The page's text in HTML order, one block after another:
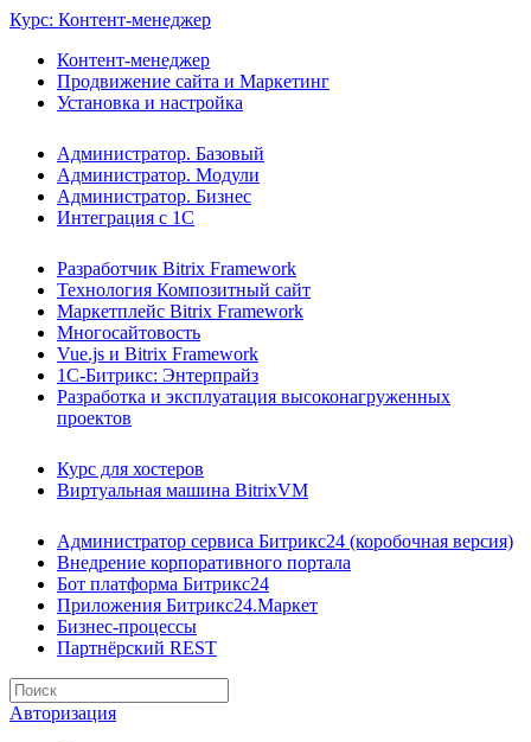
Курс: Контент-менеджер
Контент-менеджер
Продвижение сайта и Маркетинг
Установка и настройка
Администратор. Базовый
Администратор. Модули
Администратор. Бизнес
Интеграция с 1С
Разработчик Bitrix Framework
Технология Композитный сайт
Маркетплейс Bitrix Framework
Многосайтовость
Vue.js и Bitrix Framework
1С-Битрикс: Энтерпрайз
Разработка и эксплуатация высоконагруженных
проектов
Курс для хостеров
Виртуальная машина BitrixVM
Администратор сервиса Битрикс24 (коробочная версия)
Внедрение корпоративного портала
Бот платформа Битрикс24
Приложения Битрикс24.Маркет
Бизнес-процессы
Партнёрский REST
Авторизация